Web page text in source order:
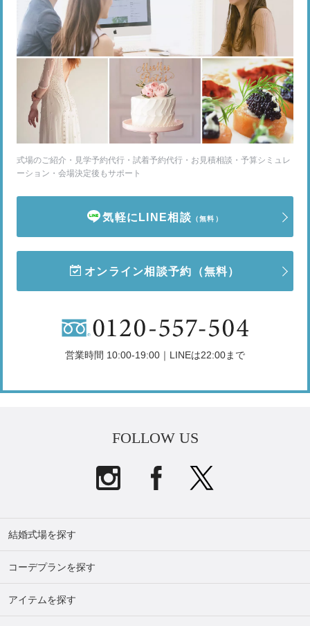
式場のご紹介・見学予約代行・試着予約代行・お見積相談・予算シミュレ
ーション・会場決定後もサポート
気軽にLINE相談 （無料）
オンライン相談予約 （無料）
営業時間 10:00-19:00｜LINEは22:00まで
FOLLOW US
結婚式場を探す
コーデプランを探す
アイテムを探す